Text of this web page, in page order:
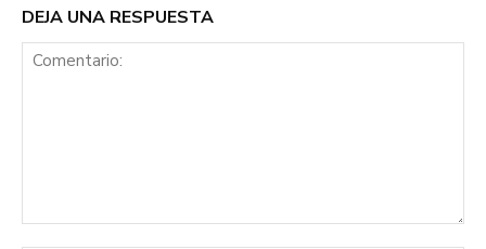
DEJA UNA RESPUESTA